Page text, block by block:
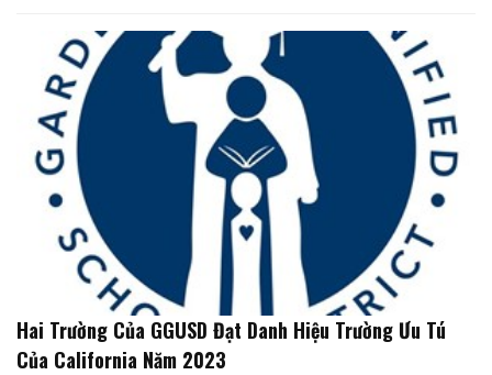
Hai Trường Của GGUSD Đạt Danh Hiệu Trường Ưu Tú
Của California Năm 2023